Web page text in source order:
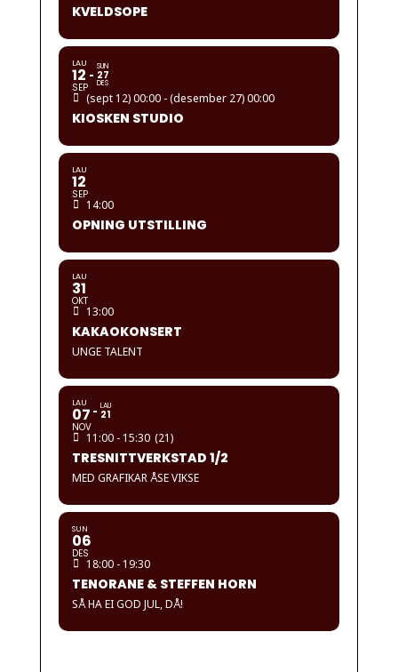
KVELDSOPE
LAU
12
SEP
SUN
27
DES
(sept 12) 00:00 - (desember 27) 00:00
KIOSKEN STUDIO
LAU
12
SEP
14:00
OPNING UTSTILLING
LAU
31
OKT
13:00
KAKAOKONSERT
UNGE TALENT
LAU
07
NOV
LAU
21
11:00 - 15:30 (21)
TRESNITTVERKSTAD 1/2
MED GRAFIKAR ÅSE VIKSE
SUN
06
DES
18:00 - 19:30
TENORANE & STEFFEN HORN
SÅ HA EI GOD JUL, DÅ!